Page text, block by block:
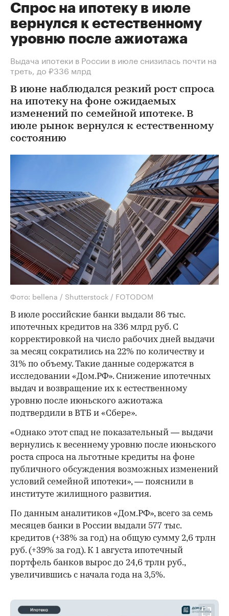
Спрос на ипотеку в июле
вернулся к естественному
уровню после ажиотажа
Выдача ипотеки в России в июле снизилась почти на
треть, до ₽336 млрд
В июне наблюдался резкий рост спроса
на ипотеку на фоне ожидаемых
изменений по семейной ипотеке. В
июле рынок вернулся к естественному
состоянию
Фото: bellena / Shutterstock / FOTODOM
В июле российские банки выдали 86 тыс.
ипотечных кредитов на 336 млрд руб. С
корректировкой на число рабочих дней выдачи
за месяц сократились на 22% по количеству и
31% по объему. Такие данные содержатся в
исследовании «Дом.РФ». Снижение ипотечных
выдач и возвращение их к естественному
уровню после июньского ажиотажа
подтвердили в ВТБ и «Сбере».
«Однако этот спад не показательный — выдачи
вернулись к весеннему уровню после июньского
роста спроса на льготные кредиты на фоне
публичного обсуждения возможных изменений
условий семейной ипотеки», — пояснили в
институте жилищного развития.
По данным аналитиков «Дом.РФ», всего за семь
месяцев банки в России выдали 577 тыс.
кредитов (+38% за год) на общую сумму 2,6 трлн
руб. (+39% за год). К 1 августа ипотечный
портфель банков вырос до 24,6 трлн руб.,
увеличившись с начала года на 3,5%.